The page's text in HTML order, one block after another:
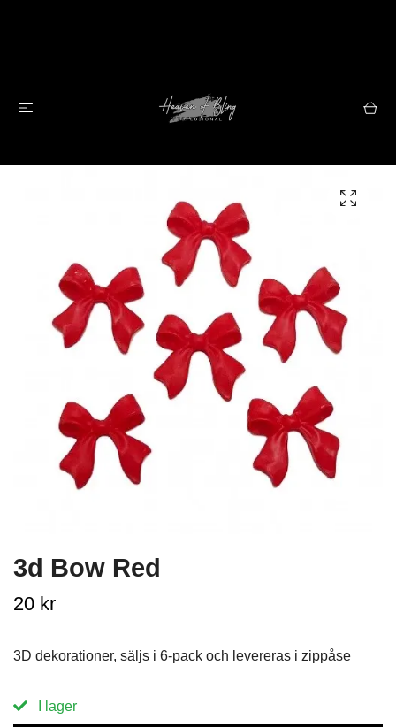
3d Bow Red
20 kr
3D dekorationer, säljs i 6-pack och levereras i zippåse
I lager